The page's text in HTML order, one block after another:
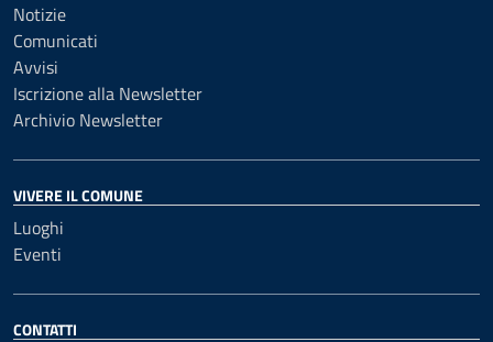
Notizie
Comunicati
Avvisi
Iscrizione alla Newsletter
Archivio Newsletter
VIVERE IL COMUNE
Luoghi
Eventi
CONTATTI